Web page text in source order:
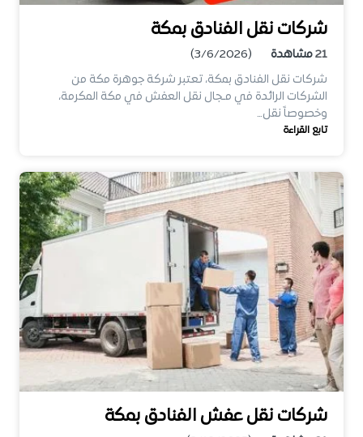
شركات نقل الفنادق بمكة
21مشاهدة
(3/6/2026)
شركات نقل الفنادق بمكة، تعتبر شركة جوهرة مكة من
الشركات الرائدة في مـجال نقل العفش في مكة المكرمة،
وخصوصاً نقل…
تابع القراءة
شركات نقل عفش الفنادق بمكة